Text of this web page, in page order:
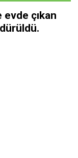
çıkan